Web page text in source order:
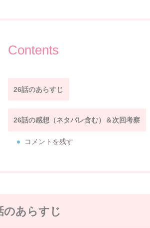
Contents
26話のあらすじ
26話の感想（ネタバレ含む）＆次回考察
コメントを残す
のあらすじ